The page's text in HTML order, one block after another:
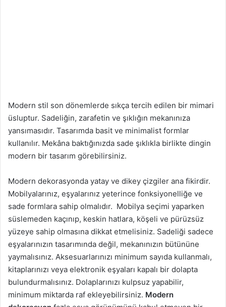
Modern stil son dönemlerde sıkça tercih edilen bir mimari
üsluptur. Sadeliğin, zarafetin ve şıklığın mekanınıza
yansımasıdır. Tasarımda basit ve minimalist formlar
kullanılır. Mekâna baktığınızda sade şıklıkla birlikte dingin
modern bir tasarım görebilirsiniz.
Modern dekorasyonda yatay ve dikey çizgiler ana fikirdir.
Mobilyalarınız, eşyalarınız yeterince fonksiyonelliğe ve
sade formlara sahip olmalıdır. Mobilya seçimi yaparken
süslemeden kaçınıp, keskin hatlara, köşeli ve pürüzsüz
yüzeye sahip olmasına dikkat etmelisiniz. Sadeliği sadece
eşyalarınızın tasarımında değil, mekanınızın bütününe
yaymalısınız. Aksesuarlarınızı minimum sayıda kullanmalı,
kitaplarınızı veya elektronik eşyaları kapalı bir dolapta
bulundurmalısınız. Dolaplarınızı kulpsuz yapabilir,
minimum miktarda raf ekleyebilirsiniz. Modern